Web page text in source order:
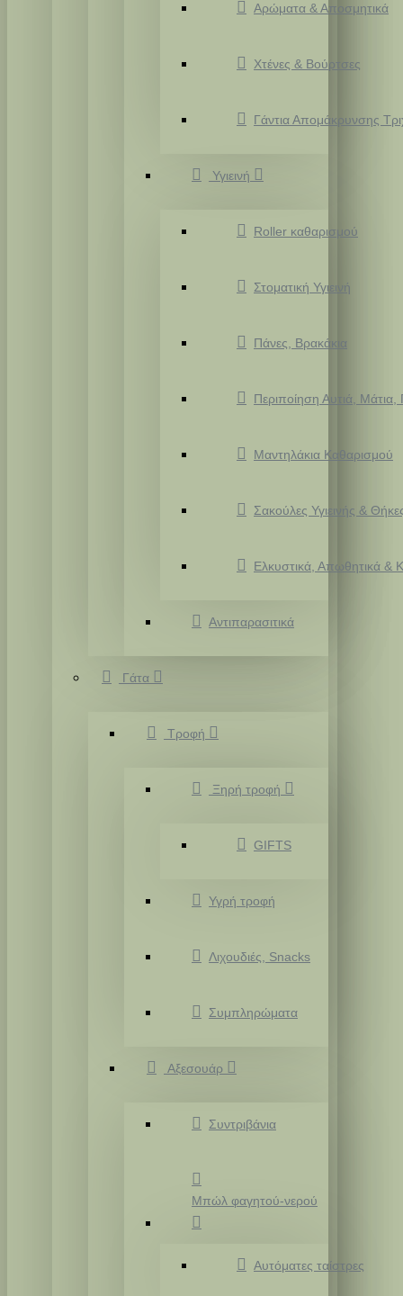
Αρώματα & Αποσμητικά
Χτένες & Βούρτσες
Γάντια Απομάκρυνσης
Υγιεινή
Roller καθαρισμού
Στοματική Υγιεινή
Πάνες, Βρακάκια
Περιποίηση Αυτιά,
Μαντηλάκια Καθαρισμού
Σακούλες Υγιεινής &
Ελκυστικά, Απωθητικά &
Αντιπαρασιτικά
Γάτα
Τροφή
Ξηρή τροφή
GIFTS
Υγρή τροφή
Λιχουδιές, Snacks
Συμπληρώματα
Αξεσουάρ
Συντριβάνια
Μπώλ φαγητού-νερού
Αυτόματες ταίστρες